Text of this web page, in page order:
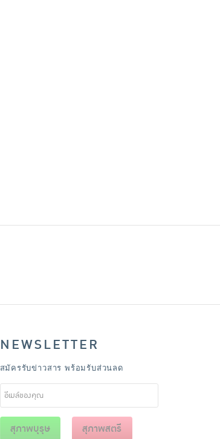
NEWSLETTER
สมัครรับข่าวสาร พร้อมรับส่วนลด
สุภาพบุรุษ สุภาพสตรี